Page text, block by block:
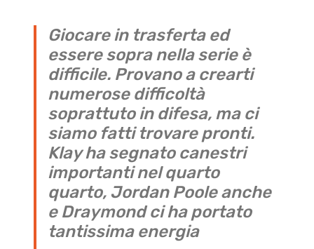
Giocare in trasferta ed
essere sopra nella serie è
difficile. Provano a crearti
numerose difficoltà
soprattuto in difesa, ma ci
siamo fatti trovare pronti.
Klay ha segnato canestri
importanti nel quarto
quarto, Jordan Poole anche
e Draymond ci ha portato
tantissima energia